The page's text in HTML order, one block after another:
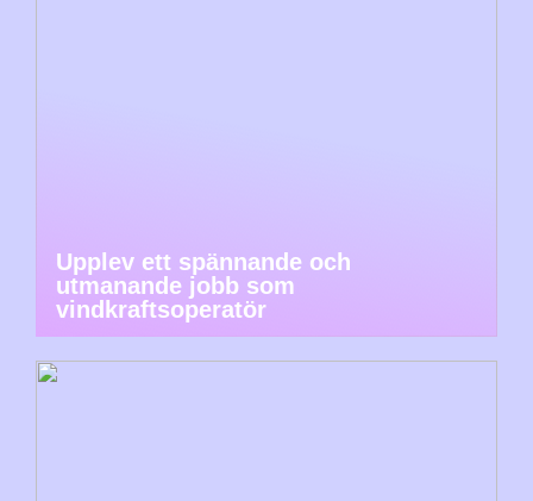
Upplev ett spännande och
utmanande jobb som
vindkraftsoperatör